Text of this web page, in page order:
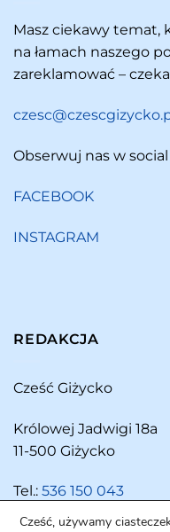
Masz ciekawy temat,
na łamach naszego
zareklamować –
Obserwuj nas w
FACEBOOK
INSTAGRAM
REDAKCJA
Cześć Giżycko
Królowej Jadwigi 18a
11-500 Giżycko
Tel.: 536 150 043
Cześć, używamy